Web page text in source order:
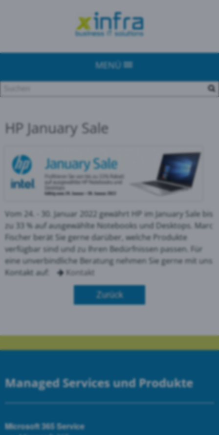
MENÜ
HP January Sale
Vom 24. - 30. Januar 2022 gewährt HP im January Sale bis
zu 33 % auf ausgewählte Notebooks und Desktops. Marc
Fischer berät Sie gerne darüber, welche Produkte
verfügbar sind und zu Ihren Bedürfnissen passen. Für
eine unverbindliche Beratung nehmen Sie gerne mit uns
Kontakt auf:
Kontakt
Zurück
Managed Services und Produkte
Microsoft 365 Service